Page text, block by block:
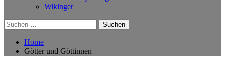
Wikinger
Suchen
nach:
Home
Götter und Göttinnen